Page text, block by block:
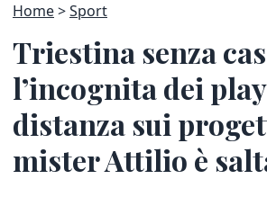
Home Sport
Triestina senza
l’incognita dei
distanza sui
mister Attilio è